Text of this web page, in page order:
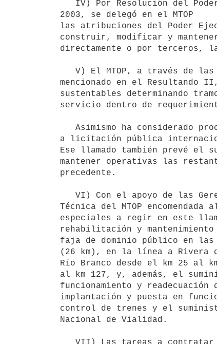
2003, se delegó en el MTOP
las atribuciones del Poder
construir, modificar y
directamente o por terceros,
mencionado en el Resultando
sustentables determinando
servicio dentro de
a licitación pública
Ese llamado también prevé el
mantener operativas las
precedente.
Técnica del MTOP
especiales a regir en este
rehabilitación y
faja de dominio público en las
(26 km), en la línea a Rivera
Río Branco desde el km 25 al
al km 127, y, además, el
funcionamiento y
implantación y puesta en
control de trenes y el
Nacional de Vialidad.